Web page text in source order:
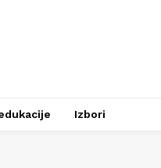
Izbori